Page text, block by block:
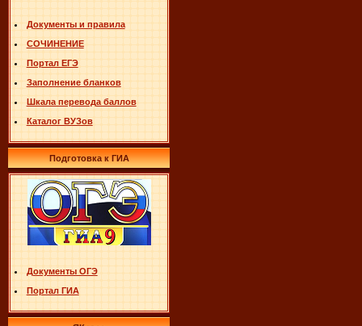
Документы и правила
СОЧИНЕНИЕ
Портал ЕГЭ
Заполнение бланков
Шкала перевода баллов
Каталог ВУЗов
Подготовка к ГИА
Документы ОГЭ
Портал ГИА